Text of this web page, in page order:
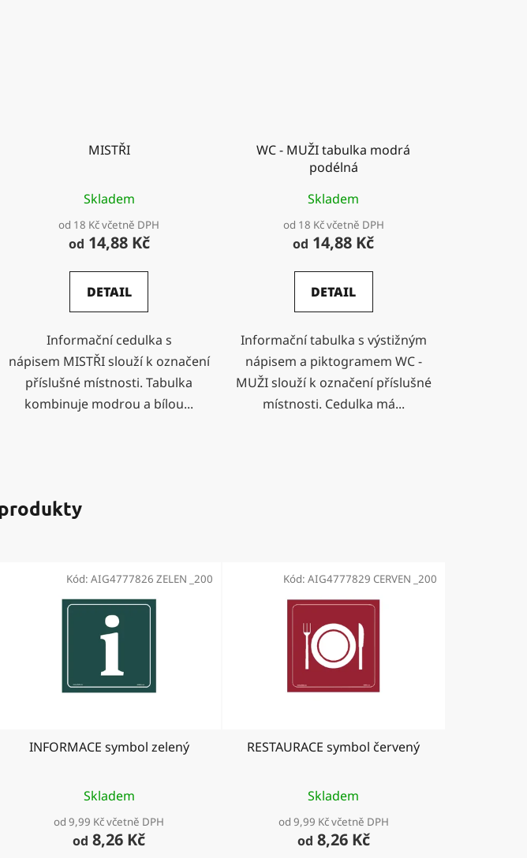
MISTŘI
Skladem
od 18 Kč včetně DPH
od 14,88 Kč
DETAIL
Informační cedulka s
nápisem MISTŘI slouží k označení
příslušné místnosti. Tabulka
kombinuje modrou a bílou...
WC - MUŽI tabulka modrá
podélná
Skladem
od 18 Kč včetně DPH
od 14,88 Kč
DETAIL
Informační tabulka s výstižným
nápisem a piktogramem WC -
MUŽI slouží k označení příslušné
místnosti. Cedulka má...
INFORMACE symbol zelený
Skladem
od 9,99 Kč včetně DPH
od 8,26 Kč
Kód: AIG4777826 ZELEN _200
RESTAURACE symbol červený
Skladem
od 9,99 Kč včetně DPH
od 8,26 Kč
Kód: AIG4777829 CERVEN _200